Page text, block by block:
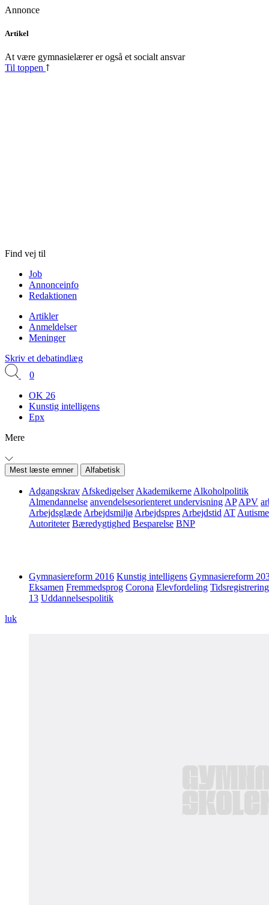
Annonce
Skip
content
Artikel
At være gymnasielærer er også et socialt ansvar
Til toppen
Find vej til
Job
Annonceinfo
Redaktionen
Artikler
Anmeldelser
Meninger
Skriv et debatindlæg
0
OK 26
Kunstig intelligens
Epx
Mere
Mest læste emner Alfabetisk
Adgangskrav Afskedigelser Akademikerne Alkoholpolitik
Almendannelse anvendelsesorienteret undervisning AP APV
Arbejdsglæde Arbejdsmiljø Arbejdspres Arbejdstid AT Autisme
Autoriteter Bæredygtighed Besparelse BNP
Gymnasiereform 2016 Kunstig intelligens Gymnasiereform
Eksamen Fremmedsprog Corona Elevfordeling Tidsregistrering
13 Uddannelsespolitik
luk